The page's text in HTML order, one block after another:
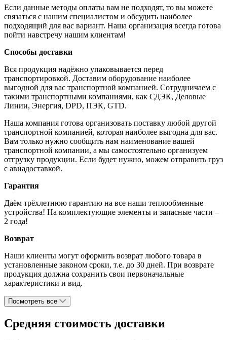
Если данные методы оплаты вам не подходят, то вы можете
связаться с нашим специалистом и обсудить наиболее
подходящий для вас вариант. Наша организация всегда готова
пойти навстречу нашим клиентам!
Способы доставки
Вся продукция надёжно упаковывается перед
транспортировкой. Доставим оборудование наиболее
выгодной для вас транспортной компанией. Сотрудничаем с
такими транспортными компаниями, как СДЭК, Деловые
Линии, Энергия, DPD, ПЭК, GTD.
Наша компания готова организовать поставку любой другой
транспортной компанией, которая наиболее выгодна для вас.
Вам только нужно сообщить нам наименование вашей
транспортной компании, а мы самостоятельно организуем
отгрузку продукции. Если будет нужно, можем отправить груз
с авиадоставкой.
Гарантия
Даём трёхлетнюю гарантию на все наши теплообменные
устройства! На комплектующие элементы и запасные части –
2 года!
Возврат
Наши клиенты могут оформить возврат любого товара в
установленные законом сроки, т.е. до 30 дней. При возврате
продукция должна сохранить свои первоначальные
характеристики и вид.
Посмотреть все
Средняя стоимость доставки